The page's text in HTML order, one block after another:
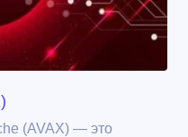
(AVAX) — это